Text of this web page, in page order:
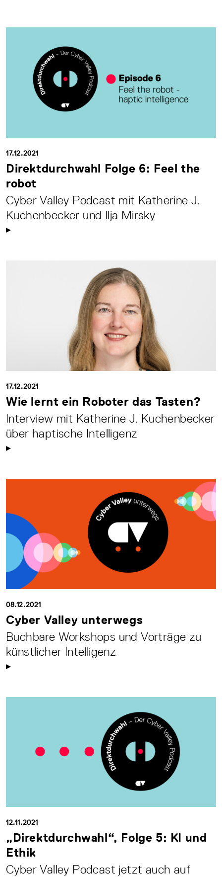
17.12.2021
Direktdurchwahl Folge 6: Feel the
robot
Cyber Valley Podcast mit Katherine J.
Kuchenbecker und Ilja Mirsky
17.12.2021
Wie lernt ein Roboter das Tasten?
Interview mit Katherine J. Kuchenbecker
über haptische Intelligenz
08.12.2021
Cyber Valley unterwegs
Buchbare Workshops und Vorträge zu
künstlicher Intelligenz
12.11.2021
„Direktdurchwahl“, Folge 5: KI und
Ethik
Cyber Valley Podcast jetzt auch auf